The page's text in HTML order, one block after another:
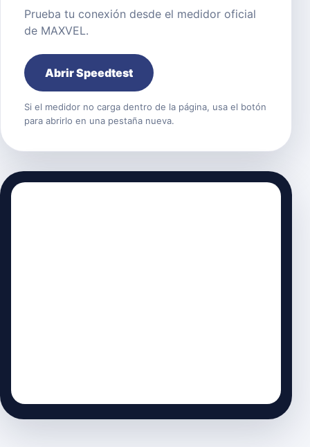
Prueba tu conexión desde el medidor oficial
de MAXVEL.
Abrir Speedtest
Si el medidor no carga dentro de la página, usa el botón
para abrirlo en una pestaña nueva.